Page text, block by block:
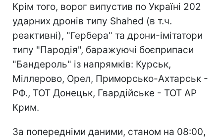
Крім того, ворог випустив по Україні 202
ударних дронів типу Shahed (в т.ч.
реактивні), "Гербера" та дрони-імітатори
типу "Пародія", баражуючі боєприпаси
"Бандероль" із напрямків: Курськ,
Міллерово, Орел, Приморсько-Ахтарськ -
РФ., ТОТ Донецьк, Гвардійське - ТОТ АР
Крим.
За попередніми даними, станом на 08:00,